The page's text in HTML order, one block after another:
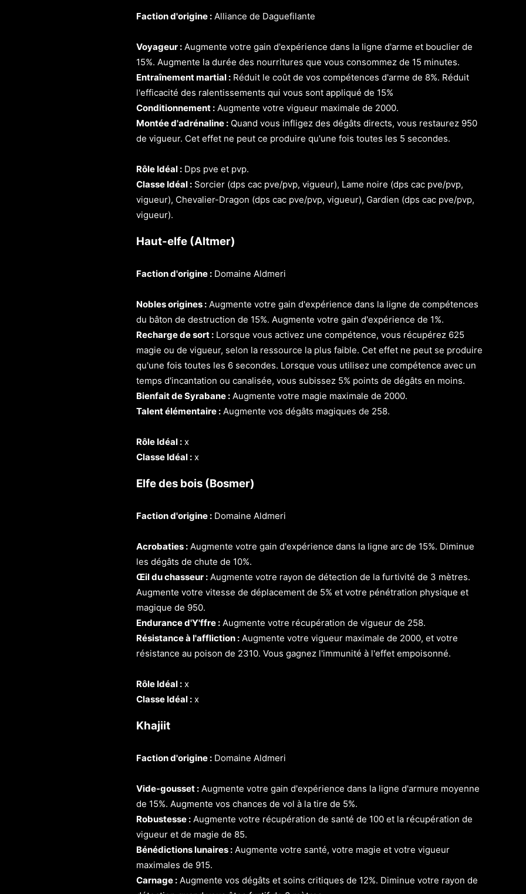
Faction d'origine : Alliance de Daguefilante
Voyageur : Augmente votre gain d'expérience dans la ligne d'arme et bouclier de
15%. Augmente la durée des nourritures que vous consommez de 15 minutes.
Entraînement martial : Réduit le coût de vos compétences d'arme de 8%. Réduit
l'efficacité des ralentissements qui vous sont appliqué de 15%
Conditionnement : Augmente votre vigueur maximale de 2000.
Montée d'adrénaline : Quand vous infligez des dégâts directs, vous restaurez 950
de vigueur. Cet effet ne peut ce produire qu'une fois toutes les 5 secondes.
Rôle Idéal : Dps pve et pvp.
Classe Idéal : Sorcier (dps cac pve/pvp, vigueur), Lame noire (dps cac pve/pvp,
vigueur), Chevalier-Dragon (dps cac pve/pvp, vigueur), Gardien (dps cac pve/pvp,
vigueur).
Haut-elfe (Altmer)
Faction d'origine : Domaine Aldmeri
Nobles origines : Augmente votre gain d'expérience dans la ligne de compétences
du bâton de destruction de 15%. Augmente votre gain d'expérience de 1%.
Recharge de sort : Lorsque vous activez une compétence, vous récupérez 625
magie ou de vigueur, selon la ressource la plus faible. Cet effet ne peut se produire
qu'une fois toutes les 6 secondes. Lorsque vous utilisez une compétence avec un
temps d'incantation ou canalisée, vous subissez 5% points de dégâts en moins.
Bienfait de Syrabane : Augmente votre magie maximale de 2000.
Talent élémentaire : Augmente vos dégâts magiques de 258.
Rôle Idéal : x
Classe Idéal : x
Elfe des bois (Bosmer)
Faction d'origine : Domaine Aldmeri
Acrobaties : Augmente votre gain d'expérience dans la ligne arc de 15%. Diminue
les dégâts de chute de 10%.
Œil du chasseur : Augmente votre rayon de détection de la furtivité de 3 mètres.
Augmente votre vitesse de déplacement de 5% et votre pénétration physique et
magique de 950.
Endurance d'Y'ffre : Augmente votre récupération de vigueur de 258.
Résistance à l'affliction : Augmente votre vigueur maximale de 2000, et votre
résistance au poison de 2310. Vous gagnez l'immunité à l'effet empoisonné.
Rôle Idéal : x
Classe Idéal : x
Khajiit
Faction d'origine : Domaine Aldmeri
Vide-gousset : Augmente votre gain d'expérience dans la ligne d'armure moyenne
de 15%. Augmente vos chances de vol à la tire de 5%.
Robustesse : Augmente votre récupération de santé de 100 et la récupération de
vigueur et de magie de 85.
Bénédictions lunaires : Augmente votre santé, votre magie et votre vigueur
maximales de 915.
Carnage : Augmente vos dégâts et soins critiques de 12%. Diminue votre rayon de